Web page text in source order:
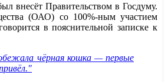
внесёт Правительством в Госдуму.
(ОАО) со 100%-ным участием
в пояснительной записке к
чёрная кошка — первые